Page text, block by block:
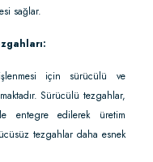
sağlar.
için sürücülü ve
Sürücülü tezgahlar,
entegre edilerek üretim
tezgahlar daha esnek